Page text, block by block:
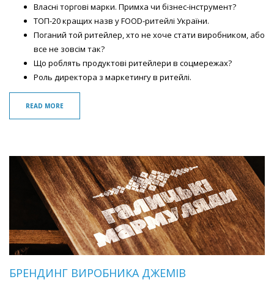
Власні торгові марки. Примха чи бізнес-інструмент?
ТОП-20 кращих назв у FOOD-ритейлі України.
Поганий той ритейлер, хто не хоче стати виробником, або
все не зовсім так?
Що роблять продуктові ритейлери в соцмережах?
Роль директора з маркетингу в ритейлі.
READ MORE
БРЕНДИНГ ВИРОБНИКА ДЖЕМІВ